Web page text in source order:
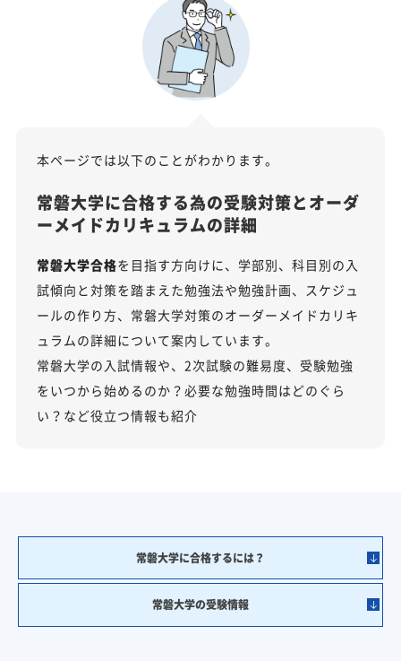
本ページでは以下のことがわかります。
常磐大学に合格する為の受験対策とオーダ
ーメイドカリキュラムの詳細
常磐大学合格を目指す方向けに、学部別、科目別の入
試傾向と対策を踏まえた勉強法や勉強計画、スケジュ
ールの作り方、常磐大学対策のオーダーメイドカリキ
ュラムの詳細について案内しています。
常磐大学の入試情報や、2次試験の難易度、受験勉強
をいつから始めるのか？必要な勉強時間はどのぐら
い？など役立つ情報も紹介
常磐大学に合格するには？
常磐大学の受験情報